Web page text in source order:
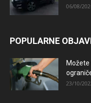
06/08/
POPULARNE
23/10/